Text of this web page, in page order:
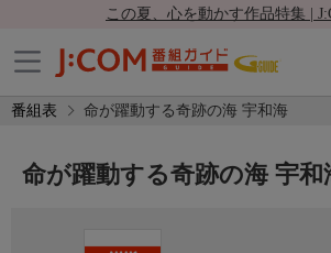
この夏、心を動かす作品特集 |
番組表 命が躍動する奇跡の海 宇和海
命が躍動する奇跡の海 宇和